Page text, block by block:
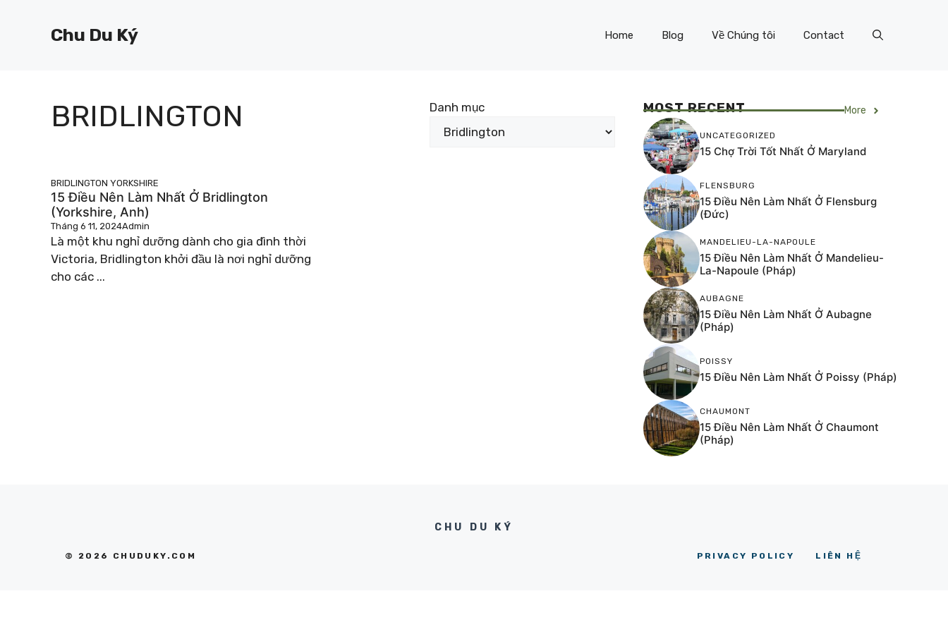
Chu Du Ký Home Blog Về Chúng tôi Contact
BRIDLINGTON Danh mục
BRIDLINGTON YORKSHIRE
15 Điều Nên Làm Nhất Ở Bridlington
(Yorkshire, Anh)
Tháng 6 11, 2024Admin
Là một khu nghỉ dưỡng dành cho gia đình thời
Victoria, Bridlington khởi đầu là nơi nghỉ dưỡng
cho các ...
MOST RECENT More
UNCATEGORIZED
15 Chợ Trời Tốt Nhất Ở Maryland
FLENSBURG
15 Điều Nên Làm Nhất Ở Flensburg
(Đức)
MANDELIEU-LA-NAPOULE
15 Điều Nên Làm Nhất Ở Mandelieu-
La-Napoule (Pháp)
AUBAGNE
15 Điều Nên Làm Nhất Ở Aubagne
(Pháp)
POISSY
15 Điều Nên Làm Nhất Ở Poissy (Pháp)
CHAUMONT
15 Điều Nên Làm Nhất Ở Chaumont
(Pháp)
CHU DU KÝ
© 2026 CHUDUKY.COM PRIVACY POLICY LIÊN HỆ